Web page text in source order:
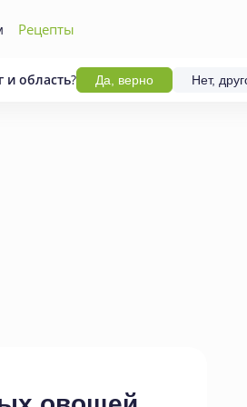
Рецепты
и область? Да, верно Нет,